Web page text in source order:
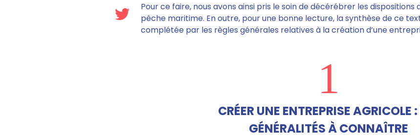
Pour ce faire, nous avons ainsi pris le soin de décérébrer les dispositions
pêche maritime. En outre, pour une bonne lecture, la synthèse de ce
complétée par les règles générales relatives à la création d’une
1
CRÉER UNE ENTREPRISE AGRICOLE :
GÉNÉRALITÉS À CONNAÎTRE